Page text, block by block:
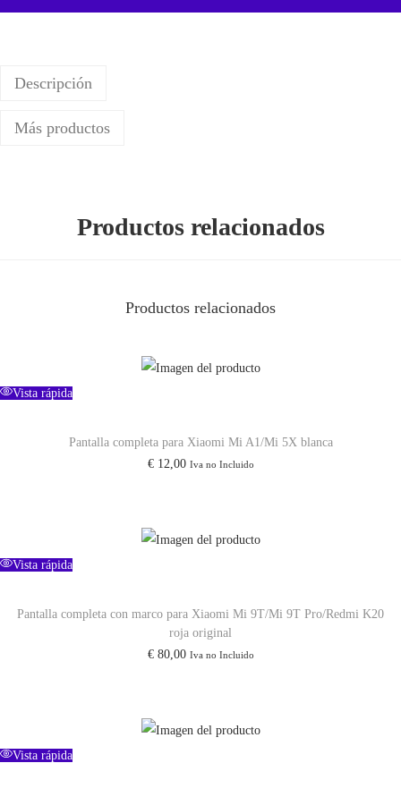
Descripción
Más productos
Productos relacionados
Productos relacionados
Vista rápida
Pantalla completa para Xiaomi Mi A1/Mi 5X blanca
€12,00 Iva no Incluido
Vista rápida
Pantalla completa con marco para Xiaomi Mi 9T/Mi 9T Pro/Redmi K20
roja original
€80,00 Iva no Incluido
Vista rápida